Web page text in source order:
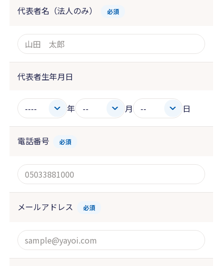
代表者名（法人のみ） 必須
代表者生年月日
年 月 日
電話番号 必須
メールアドレス 必須